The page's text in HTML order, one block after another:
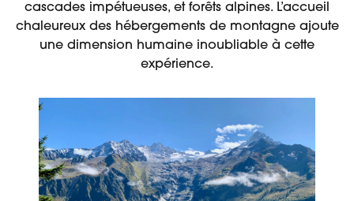
cascades impétueuses, et forêts alpines. L’accueil
chaleureux des hébergements de montagne ajoute
une dimension humaine inoubliable à cette
expérience.